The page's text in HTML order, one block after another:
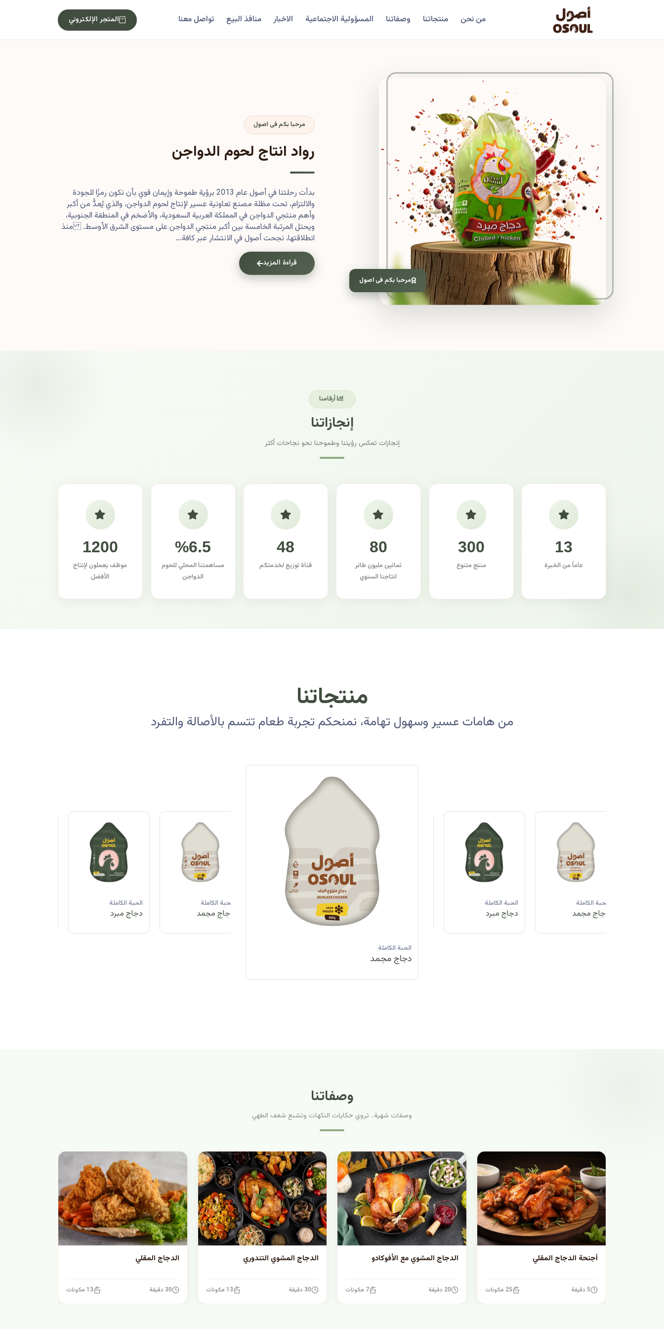
من نحن منتجاتنا وصفاتنا المسؤولية الاجتماعية الاخبار منافذ البيع تواصل معنا المتجر الإلكتروني
مرحبا بكم فى اصول
مرحبا بكم فى اصول
رواد انتاج لحوم الدواجن
بدأت رحلتنا في أصول عام 2013 برؤية طموحة وإيمان قوي بأن نكون رمزًا للجودة
والالتزام، تحت مظلة مصنع تعاونية عسير لإنتاج لحوم الدواجن، والذي يُعدُّ من أكبر
وأهم منتجي الدواجن في المملكة العربية السعودية، والأضخم في المنطقة الجنوبية،
ويحتل المرتبة الخامسة بين أكبر منتجي الدواجن على مستوى الشرق الأوسط. منذ
انطلاقتها، نجحت أصول في الانتشار عبر كافة...
قراءة المزيد
أرقامنا
إنجازاتنا
إنجازات تعكس رؤيتنا وطموحنا نحو نجاحات أكثر
13
عاماً من الخبرة
300
منتج متنوع
80
ثمانين مليون طائر
انتاجنا السنوي
48
قناة توزيع لخدمتكم
%6.5
مساهمتنا المحلي للحوم
الدواجن
1200
موظف يعملون لإنتاج
الأفضل
منتجاتنا
من هامات عسير وسهول تهامة، نمنحكم تجربة طعام تتسم بالأصالة والتفرد
الحبة الكاملة
دجاج مبرد
الحبة الكاملة
دجاج مجمد
الحبة الكاملة
دجاج مبرد
الحبة الكاملة
دجاج مجمد
الحبة الكاملة الحبة الكاملة
دجاج مجمد
الحبة الكاملة
دجاج مبرد
الحبة الكاملة
دجاج مجمد
وصفاتنا
وصفات شهية.. تروي حكايات النكهات وتشبع شغف الطهي
أجنحة الدجاج المقلي
5 دقيقة 25 مكونات
الدجاج المشوي مع الأفوكادو
20 دقيقة 7 مكونات
الدجاج المشوي التندوري
30 دقيقة 13 مكونات
الدجاج المقلي
30 دقيقة 13 مكونات